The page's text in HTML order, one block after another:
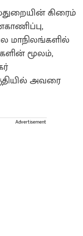
கிரைம்
மாநிலங்களில்
மூலம்,
அவரை
Advertisement